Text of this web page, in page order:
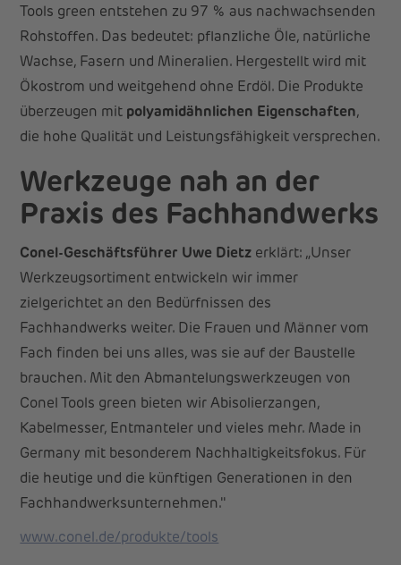
Tools green entstehen zu 97 % aus nachwachsenden
Rohstoffen. Das bedeutet: pflanzliche Öle, natürliche
Wachse, Fasern und Mineralien. Hergestellt wird mit
Ökostrom und weitgehend ohne Erdöl. Die Produkte
überzeugen mit polyamidähnlichen Eigenschaften,
die hohe Qualität und Leistungsfähigkeit versprechen.
Werkzeuge nah an der
Praxis des Fachhandwerks
Conel-Geschäftsführer Uwe Dietz erklärt: „Unser
Werkzeugsortiment entwickeln wir immer
zielgerichtet an den Bedürfnissen des
Fachhandwerks weiter. Die Frauen und Männer vom
Fach finden bei uns alles, was sie auf der Baustelle
brauchen. Mit den Abmantelungswerkzeugen von
Conel Tools green bieten wir Abisolierzangen,
Kabelmesser, Entmanteler und vieles mehr. Made in
Germany mit besonderem Nachhaltigkeitsfokus. Für
die heutige und die künftigen Generationen in den
Fachhandwerksunternehmen."
www.conel.de/produkte/tools